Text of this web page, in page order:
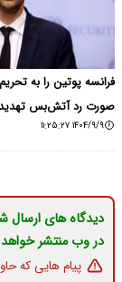
فرانسه پوتین را به
صورت رد آتش‌بس
۱۴۰۴/۹/۹ ۱۱:۲۵:۲۷
دیدگاه های ارسال
در وب منتشر
پیام هایی که